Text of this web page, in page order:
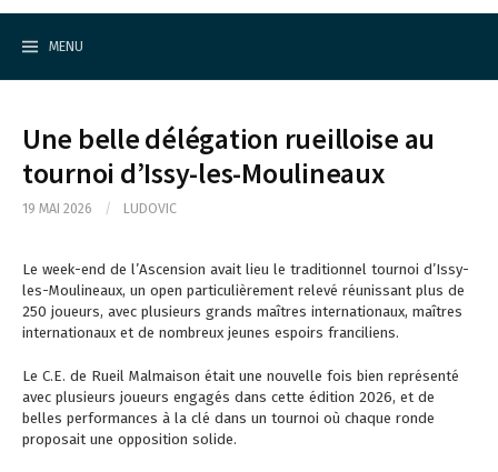
S
MENU
Une belle délégation rueilloise au
tournoi d’Issy-les-Moulineaux
19 MAI 2026 / LUDOVIC
Le week-end de l’Ascension avait lieu le traditionnel tournoi d’Issy-
les-Moulineaux, un open particulièrement relevé réunissant plus de
250 joueurs, avec plusieurs grands maîtres internationaux, maîtres
internationaux et de nombreux jeunes espoirs franciliens.
Le C.E. de Rueil Malmaison était une nouvelle fois bien représenté
avec plusieurs joueurs engagés dans cette édition 2026, et de
belles performances à la clé dans un tournoi où chaque ronde
proposait une opposition solide.